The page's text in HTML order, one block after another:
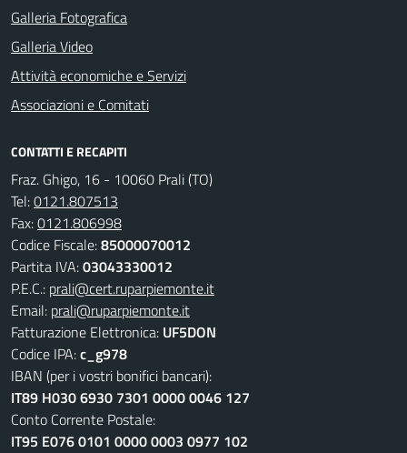
Galleria Fotografica
Galleria Video
Attività economiche e Servizi
Associazioni e Comitati
CONTATTI E RECAPITI
Fraz. Ghigo, 16 - 10060 Prali (TO)
Tel:0121.807513
Fax:0121.806998
Codice Fiscale:85000070012
Partita IVA:03043330012
P.E.C.: prali@cert.ruparpiemonte.it
Email: prali@ruparpiemonte.it
Fatturazione Elettronica: UF5DON
Codice IPA:c_g978
IBAN (per i vostri bonifici bancari):
IT89 H030 6930 7301 0000 0046 127
Conto Corrente Postale:
IT95 E076 0101 0000 0003 0977 102